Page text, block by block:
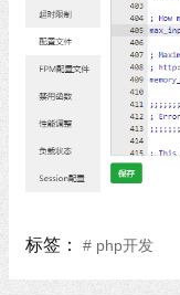
标签： # php开发